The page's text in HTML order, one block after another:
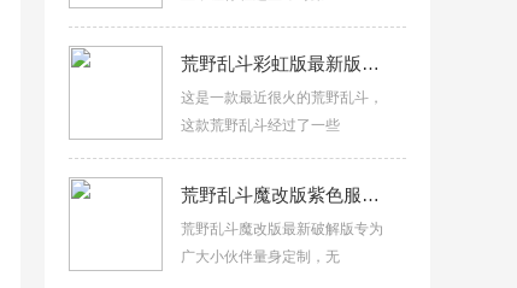
荒野乱斗彩虹版最新版v114.514
这是一款最近很火的荒野乱斗，
这款荒野乱斗经过了一些
荒野乱斗魔改版紫色服最新版本v66.293
荒野乱斗魔改版最新破解版专为
广大小伙伴量身定制，无